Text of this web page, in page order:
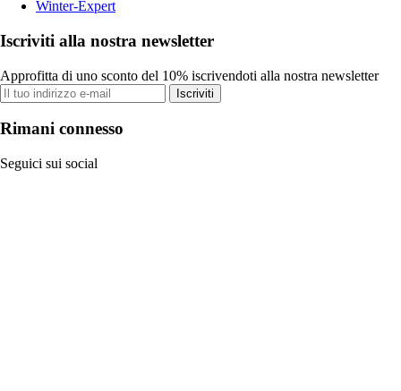
Winter-Expert
Iscriviti alla nostra newsletter
Approfitta di uno sconto del 10% iscrivendoti alla nostra newsletter
Iscriviti
Rimani connesso
Seguici sui social